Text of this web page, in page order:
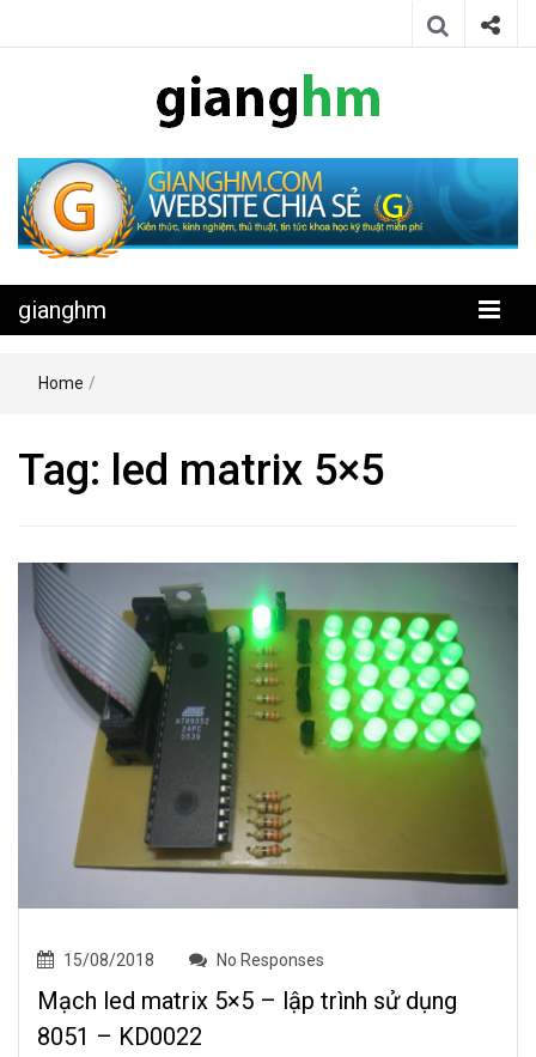
gianghm
kỹ thuật miễn phí
gianghm
Home /
Tag: led matrix 5×5
15/08/2018 No Responses
Mạch led matrix 5×5 – lập trình sử dụng
8051 – KD0022